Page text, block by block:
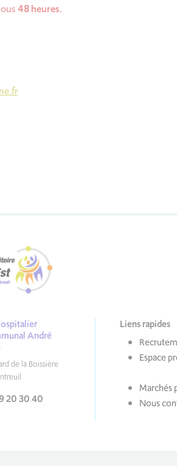
48 heures.
André
de la Boissière
20 30 40
Liens rapides
Espace
Marchés
Nous